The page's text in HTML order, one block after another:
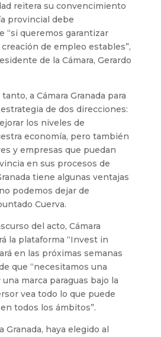
reitera su convencimiento
provincial debe
“si queremos garantizar
de empleo estables”,
de la Cámara, Gerardo
a Cámara Granada para
de dos direcciones:
los niveles de
economía, pero también
y empresas que puedan
en sus procesos de
tiene algunas ventajas
podemos dejar de
Cuerva.
del acto, Cámara
la plataforma “Invest in
en las próximas semanas
que “necesitamos una
marca paraguas bajo la
vea todo lo que puede
todos los ámbitos”.
Granada, haya elegido al